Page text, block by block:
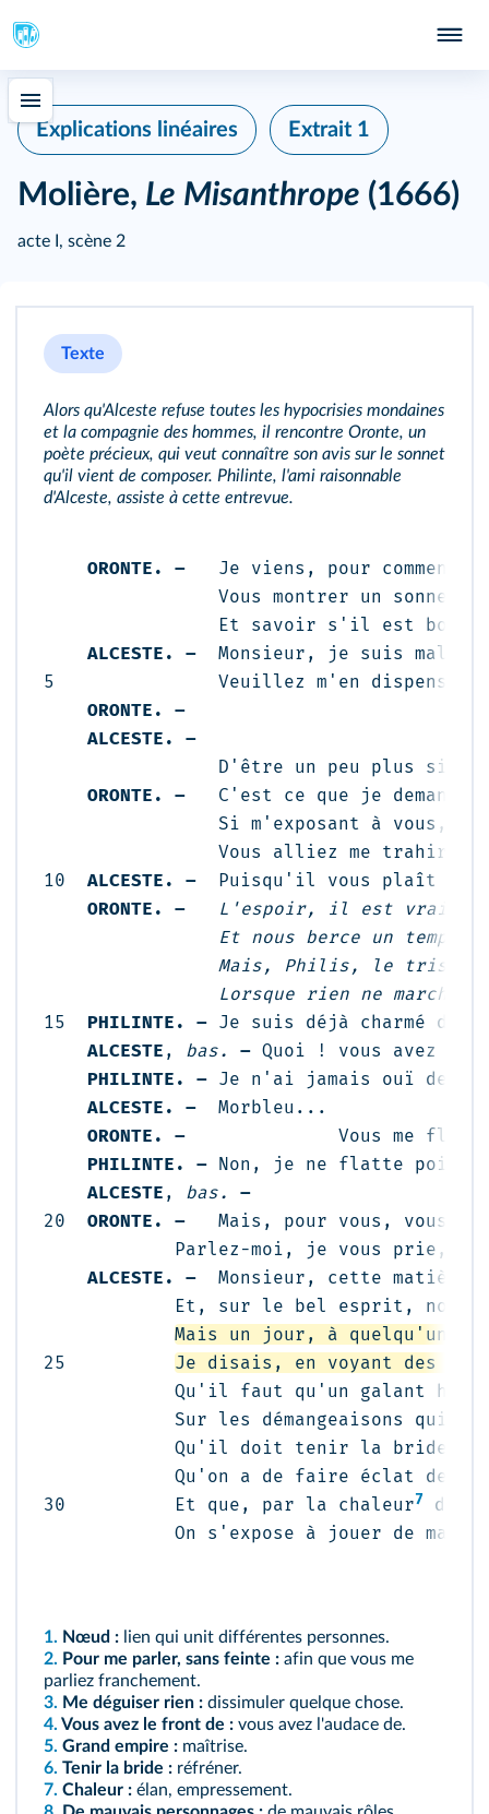
Explications linéaires Extrait 1
Molière, Le Misanthrope (1666)
acte I, scène 2
Texte
Alors qu'Alceste refuse toutes les hypocrisies mondaines
et la compagnie des hommes, il rencontre Oronte, un
poète précieux, qui veut connaître son avis sur le sonnet
qu'il vient de composer. Philinte, l'ami raisonnable
d'Alceste, assiste à cette entrevue.
ORONTE. –
Je viens, pour
Vous montrer un sonnet,
Et savoir s'il est bon
ALCESTE. –
Monsieur, je suis mal
5               Veuillez m'en dispenser.
ORONTE. –
ALCESTE. –
D'être un peu plus
ORONTE. –
C'est ce que je
                Si m'exposant à vous,
Vous alliez me trahir,
10 ALCESTE. –
Puisqu'il vous plaît
ORONTE. –
L'espoir, il est vrai,
Et nous berce un temps,
Mais, Philis, le triste
Lorsque rien ne marche
15 PHILINTE. – Je suis déjà charmé de
ALCESTE , bas. – Quoi ! vous avez le
PHILINTE. – Je n'ai jamais ouï de
ALCESTE. –
  Morbleu...
ORONTE. –
Vous me
PHILINTE. – Non, je ne flatte point.
ALCESTE , bas. –
20 ORONTE. –
Mais, pour vous, vous
Parlez-moi, je vous prie,
ALCESTE. –
Monsieur, cette matière
Et, sur le bel esprit, nous
Mais un jour, à quelqu'un,
25 Je disais, en voyant des
Qu'il faut qu'un galant
Sur les démangeaisons qui
            Qu'il doit
tenir la bride
Qu'on a de faire éclat de
30          Et que, par la chaleur7 de
            On s'expose à jouer
de
1. Nœud : lien qui unit différentes personnes.
2. Pour me parler, sans feinte : afin que vous me
parliez franchement.
3. Me déguiser rien : dissimuler quelque chose.
4. Vous avez le front de : vous avez l'audace de.
5. Grand empire : maîtrise.
6. Tenir la bride : réfréner.
7. Chaleur : élan, empressement.